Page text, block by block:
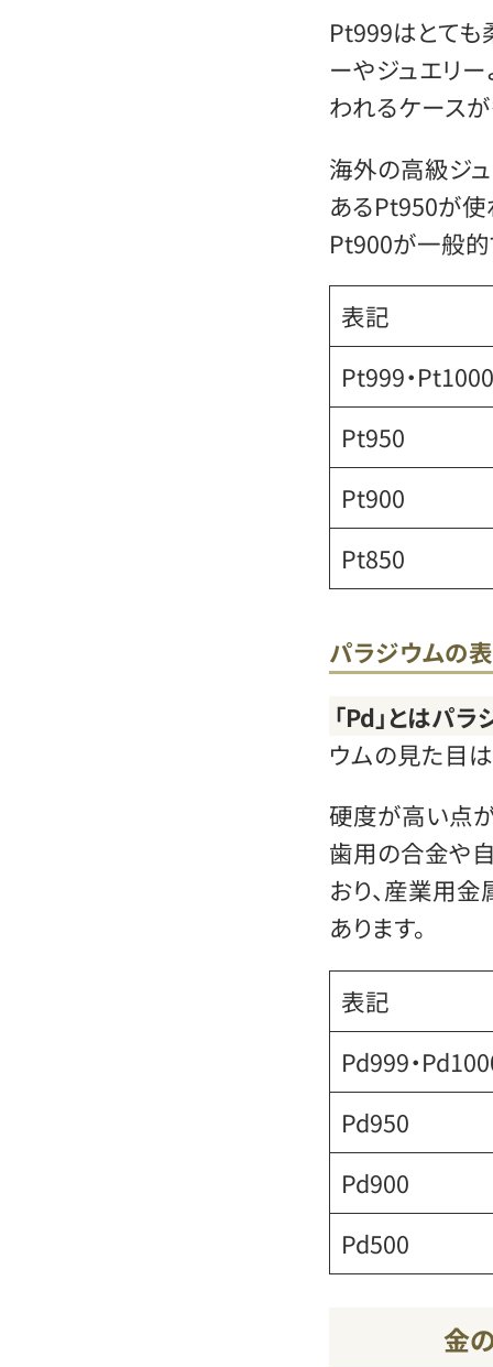
Pt999はとても
ーやジュエリ
われるケースが
海外の高級ジ
あるPt950が使
Pt900が一般的
表記
Pt999・
Pt950
Pt900
Pt850
パラジウムの
「Pd」とはパ
ウムの見た目
硬度が高い点
歯用の合金や
おり、産業用
あります。
表記
Pd999・
Pd950
Pd900
Pd500
金